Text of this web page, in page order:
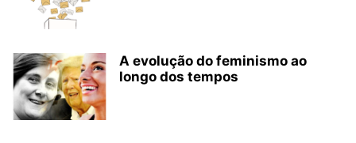
A evolução do feminismo ao
longo dos tempos